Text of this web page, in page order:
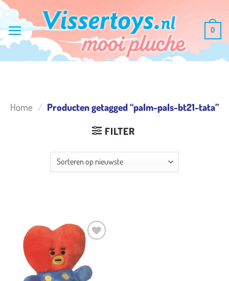
Ga
inhoud
0
Home / Producten getagged “palm-pals-bt21-tata”
FILTER
Toevoegen
aan
verlanglijst